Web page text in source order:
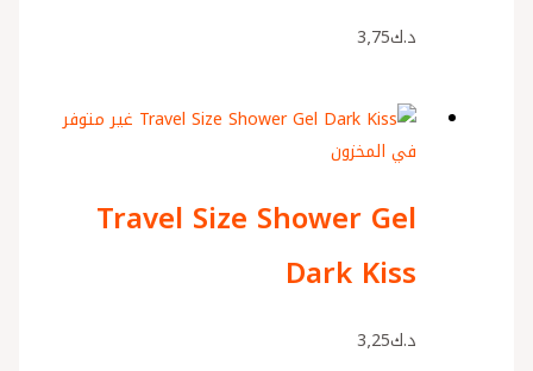
د.ك3٫75
غير متوفر
في المخزون
Travel Size Shower Gel
Dark Kiss
د.ك3٫25